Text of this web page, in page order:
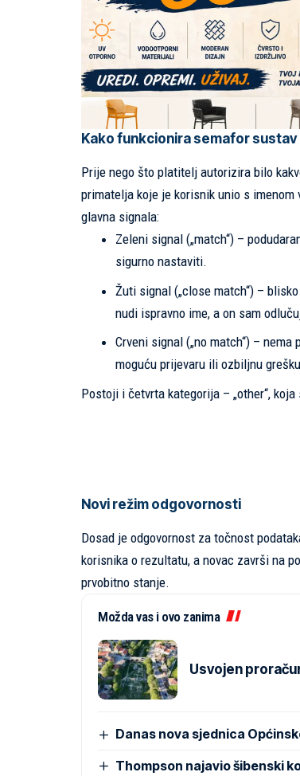
Kako funkcionira semafor sustav
Prije nego što platitelj autorizira bilo
primatelja koje je korisnik unio s
glavna signala:
Zeleni signal („match“) –
sigurno nastaviti.
Žuti signal („close match“) –
nudi ispravno ime, a on sam
Crveni signal („no match“) –
moguću prijevaru ili ozbiljnu
Postoji i četvrta kategorija – „other“,
Novi režim odgovornosti
Dosad je odgovornost za točnost
korisnika o rezultatu, a novac završi na
prvobitno stanje.
Možda vas i ovo zanima
Usvojen
Danas nova sjednica
Thompson najavio šibenski